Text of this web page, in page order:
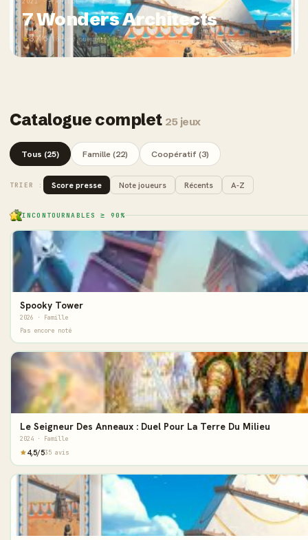
7 Wonders Architects
3,7/5· 18 avis joueurs
Catalogue complet 25 jeux
Tous (25) Famille (22) Coopératif (3)
TRIER : Score presse Note joueurs Récents A-Z
INCONTOURNABLES ≥ 90%
Spooky Tower
2026 · Famille
Pas encore noté
Le Seigneur Des Anneaux : Duel Pour La Terre Du Milieu
2024 · Famille
4,5/535 avis